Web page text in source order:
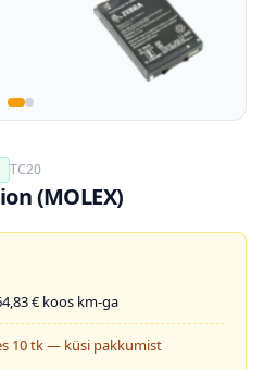
TC20
(MOLEX)
€ koos km-ga
10 tk — küsi pakkumist